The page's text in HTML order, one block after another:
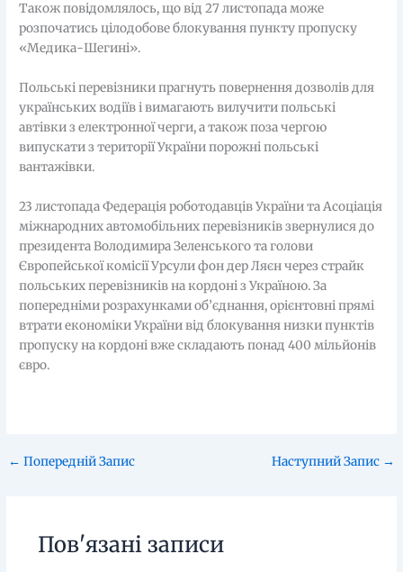
Також повідомлялось, що від 27 листопада може
розпочатись цілодобове блокування пункту пропуску
«Медика-Шегині».
Польські перевізники прагнуть повернення дозволів для
українських водіїв і вимагають вилучити польські
автівки з електронної черги, а також поза чергою
випускати з території України порожні польські
вантажівки.
23 листопада Федерація роботодавців України та Асоціація
міжнародних автомобільних перевізників звернулися до
президента Володимира Зеленського та голови
Європейської комісії Урсули фон дер Ляєн через страйк
польських перевізників на кордоні з Україною. За
попередніми розрахунками об’єднання, орієнтовні прямі
втрати економіки України від блокування низки пунктів
пропуску на кордоні вже складають понад 400 мільйонів
євро.
← Попередній Запис Наступний Запис →
Пов'язані записи